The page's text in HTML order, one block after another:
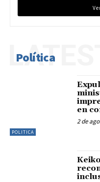
Política
LATEST
POLITICA
en
2 de